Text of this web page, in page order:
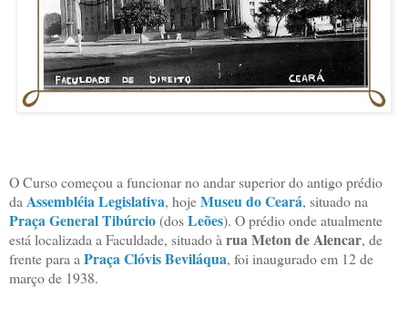
O Curso começou a funcionar no andar superior do antigo prédio
da Assembléia Legislativa, hojeMuseu do Ceará, situado na
Praça General Tibúrcio(dosLeões). O prédio onde atualmente
está localizada a Faculdade, situado à rua Meton de Alencar, de
frente para a Praça Clóvis Beviláqua, foi inaugurado em 12 de
março de 1938.